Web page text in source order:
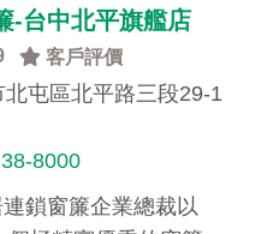
-台中北平旗艦店
客戶評價
屯區北平路三段29-1
8000
鎖窗簾企業總裁以